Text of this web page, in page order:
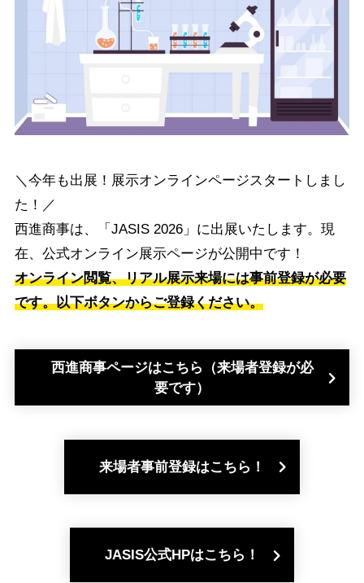
＼今年も出展！展示オンラインページスタートしまし
た！／
西進商事は、「JASIS 2026」に出展いたします。現
在、公式オンライン展示ページが公開中です！
オンライン閲覧、リアル展示来場には事前登録が必要
です。以下ボタンからご登録ください。
西進商事ページはこちら（来場者登録が必
要です）
来場者事前登録はこちら！
JASIS公式HPはこちら！